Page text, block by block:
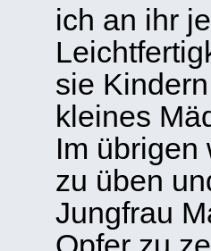
ich an ihr
sie
kleines
Im übrigen
zu üben
Jungfrau